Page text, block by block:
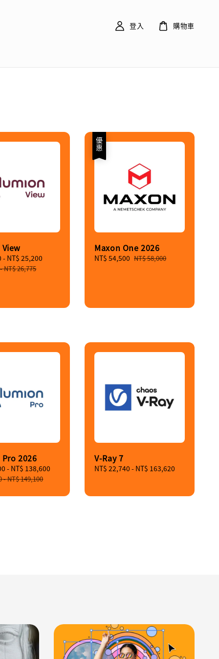
登入 購物車
- NT$ 25,200
NT$ 26,775
優惠
Maxon One 2026
Sale
NT$ 54,500 Regular
NT$ 58,000
2026
- NT$ 138,600
-NT$ 149,100
V-Ray 7
Regular
NT$ 22,740 - NT$ 163,620